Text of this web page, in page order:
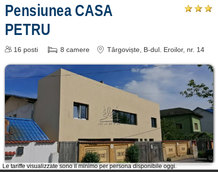
Le tariffe visualizzate sono il minimo per persona disponibile oggi.
Pensiunea CASA
PETRU
16 posti 8 camere Târgoviște , B-dul. Eroilor, nr. 14
Înscrie o unitate
de cazare
despre C A R T A ®
termeni și condiții
contact
login